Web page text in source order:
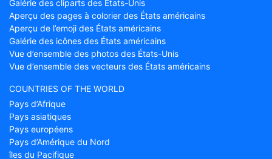
Galérie des cliparts des États-Unis
Aperçu des pages à colorier des États américains
Aperçu de l’emoji des États américains
Galérie des icônes des États américains
Vue d’ensemble des photos des États-Unis
Vue d’ensemble des vecteurs des États américains
COUNTRIES OF THE WORLD
Pays d’Afrique
Pays asiatiques
Pays européens
Pays d’Amérique du Nord
îles du Pacifique